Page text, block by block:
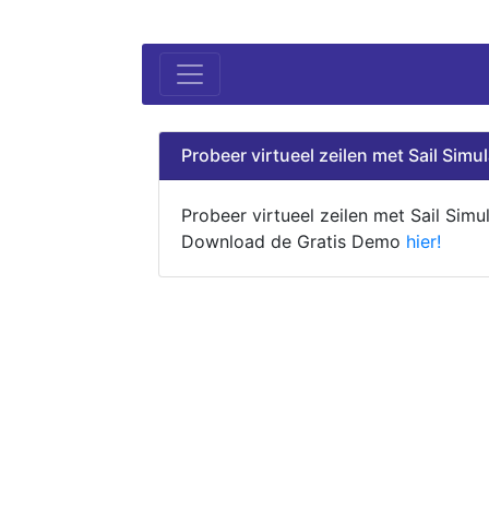
Probeer virtueel zeilen met Sail
Probeer virtueel zeilen met Sail
Download de Gratis Demo hier!